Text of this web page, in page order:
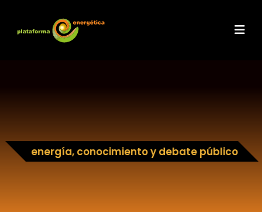
energía, conocimiento y debate público